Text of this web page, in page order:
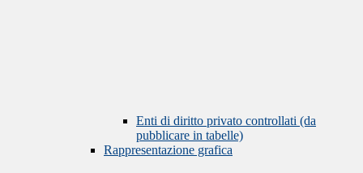
Enti di diritto privato controllati (da
pubblicare in tabelle)
Rappresentazione grafica